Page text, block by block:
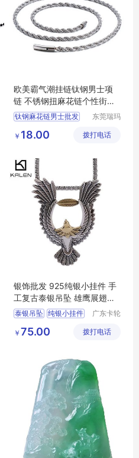
欧美霸气潮挂链钛钢男士项
链 不锈钢扭麻花链个性街头
嘻哈龙骨链
钛钢麻花链男士批发
东莞瑞玛
品有限公
￥ 18.00 拨打电话
银饰批发 925纯银小挂件 手
工复古泰银吊坠 雄鹰展翅男
款银项坠
泰银吊坠 纯银小挂件
男款银项坠
广东卡轮
公司
￥ 75.00 拨打电话